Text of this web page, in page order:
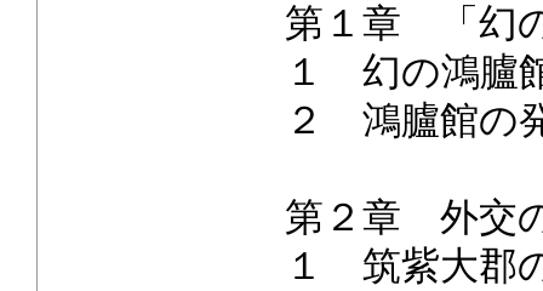
第１章 「幻
１ 幻の鴻臚
２ 鴻臚館の
第２章 外交
１ 筑紫大郡